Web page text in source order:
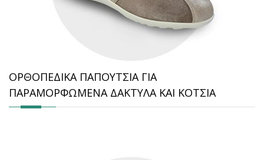
ΟΡΘΟΠΕΔΙΚΑ ΠΑΠΟΥΤΣΙΑ ΓΙΑ
ΠΑΡΑΜΟΡΦΩΜΕΝΑ ΔΑΚΤΥΛΑ ΚΑΙ ΚΟΤΣΙΑ